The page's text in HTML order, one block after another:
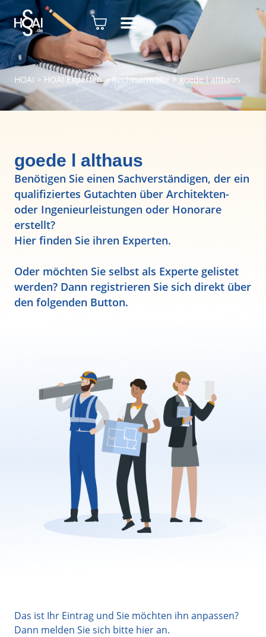
HOAI > HOAI Experten>Rechtsanwälte >goede l althaus
goede l althaus
Benötigen Sie einen Sachverständigen, der ein
qualifiziertes Gutachten über Architekten-
oder Ingenieurleistungen oder Honorare
erstellt?
Hier finden Sie ihren Experten.
Oder möchten Sie selbst als Experte gelistet
werden? Dann registrieren Sie sich direkt über
den folgenden Button.
Das ist Ihr Eintrag und Sie möchten ihn anpassen?
Dann melden Sie sich bitte hieran.